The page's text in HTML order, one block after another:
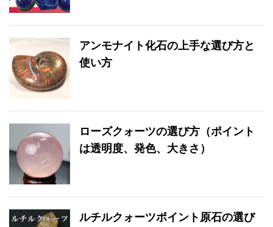
アンモナイト化石の上手な選び方と
使い方
ローズクォーツの選び方（ポイント
は透明度、発色、大きさ）
ルチルクォーツポイント原石の選び